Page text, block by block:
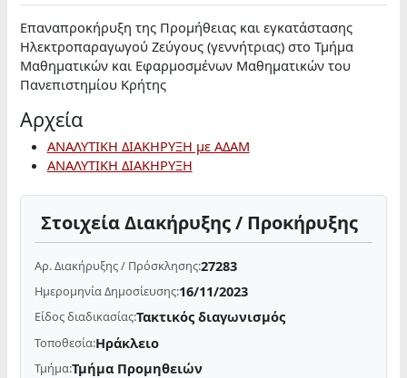
Επαναπροκήρυξη της Προμήθειας και εγκατάστασης
Ηλεκτροπαραγωγού Ζεύγους (γεννήτριας) στο Τμήμα
Μαθηματικών και Εφαρμοσμένων Μαθηματικών του
Πανεπιστημίου Κρήτης
Αρχεία
ΑΝΑΛΥΤΙΚΗ ΔΙΑΚΗΡΥΞΗ με ΑΔΑΜ
ΑΝΑΛΥΤΙΚΗ ΔΙΑΚΗΡΥΞΗ
Στοιχεία Διακήρυξης / Προκήρυξης
Αρ. Διακήρυξης / Πρόσκλησης:27283
Ημερομηνία Δημοσίευσης:16/11/2023
Είδος διαδικασίας:Τακτικός διαγωνισμός
Τοποθεσία:Ηράκλειο
Τμήμα:Τμήμα Προμηθειών